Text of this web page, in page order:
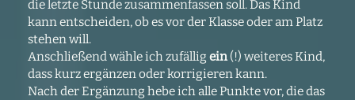
die letzte Stunde zusammenfassen soll. Das Kind
kann entscheiden, ob es vor der Klasse oder am Platz
stehen will.
Anschließend wähle ich zufällig ein(!) weiteres Kind,
dass kurz ergänzen oder korrigieren kann.
Nach der Ergänzung hebe ich alle Punkte vor, die das